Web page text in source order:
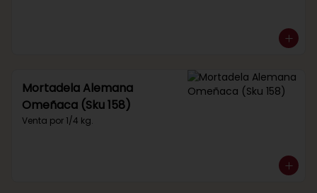
Mortadela Alemana
Omeñaca (Sku 158)
Venta por 1/4 kg.